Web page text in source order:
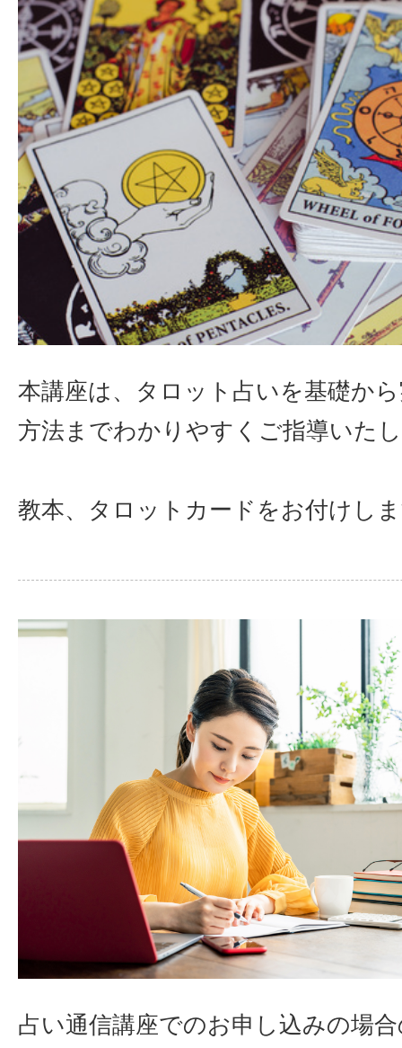
本講座は、タロット占いを基礎か
方法までわかりやすくご指導いた
教本、タロットカードをお付けし
占い通信講座でのお申し込みの場